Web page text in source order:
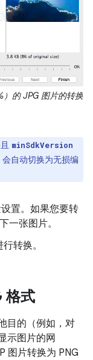
的 JPG 图片的转换
minSdkVersion
自动切换为无损编
置。如果您要转
一张图片。
转换。
格式
目的（例如，对
示图片的网
图片转换为 PNG